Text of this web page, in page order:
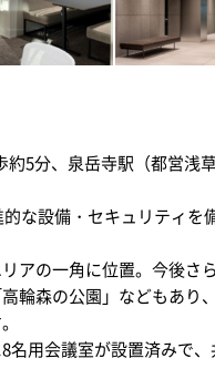
5分、泉岳寺駅（都営浅
な設備・セキュリティを
アの一角に位置。今後さ
輪森の公園」などもあり
用会議室が設置済みで